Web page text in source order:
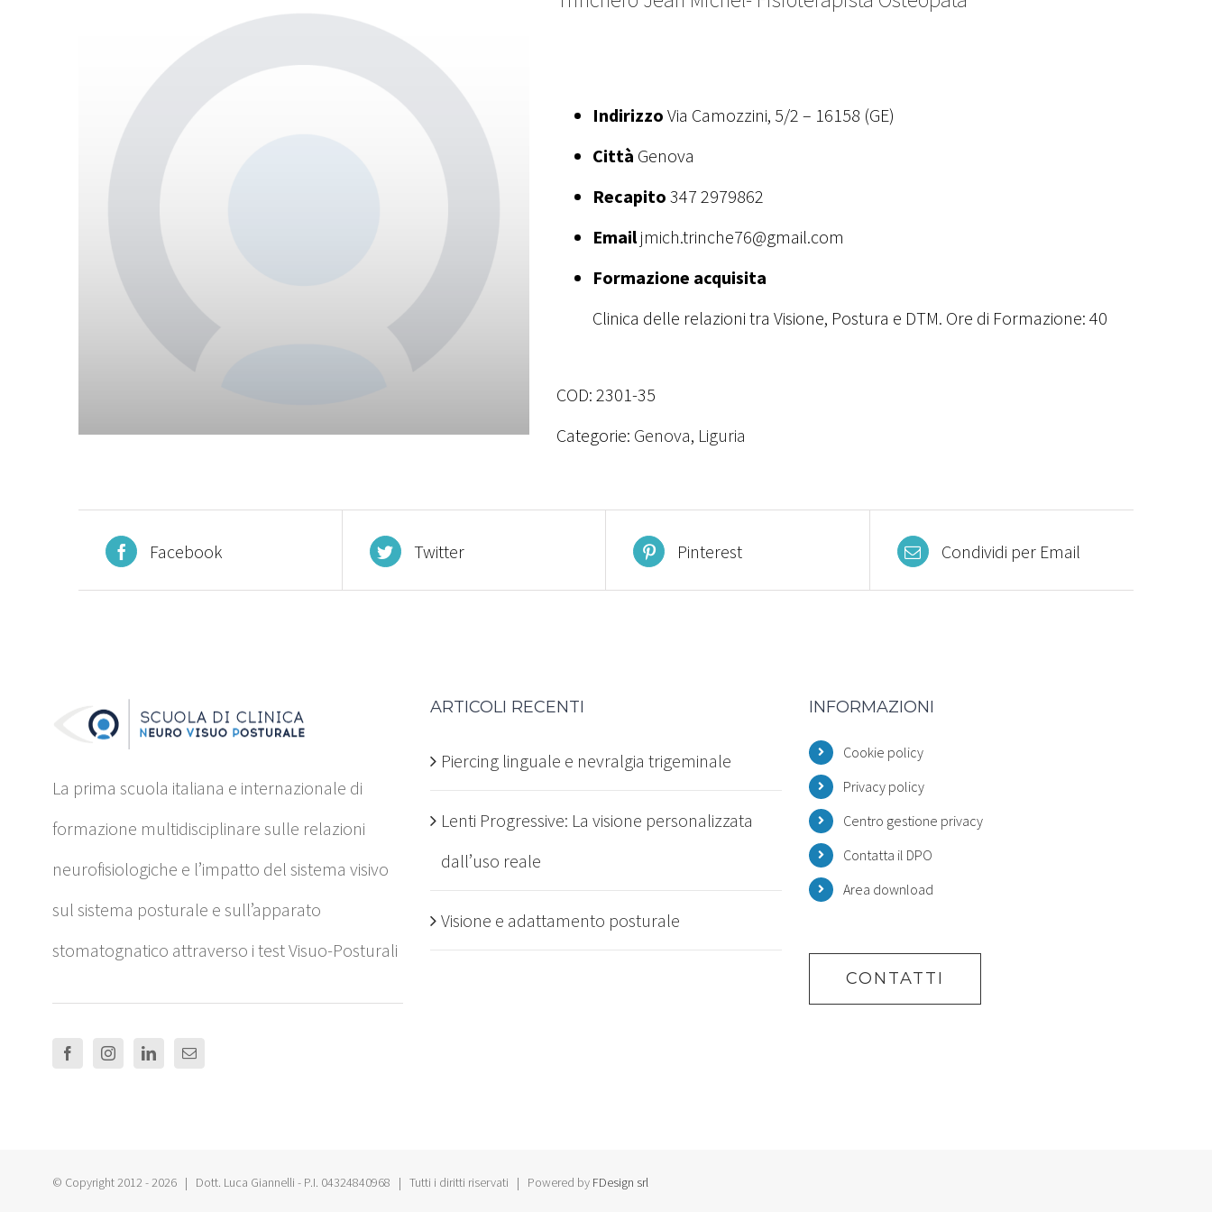
Indirizzo Via Camozzini, 5/2 – 16158 (GE)
Città Genova
Recapito 347 2979862
Emailjmich.trinche76@gmail.com
Formazione acquisita
Clinica delle relazioni tra Visione, Postura e DTM. Ore di Formazione: 40
COD: 2301-35
Categorie: Genova, Liguria
Facebook Twitter Pinterest Condividi per Email
La prima scuola italiana e internazionale di
formazione multidisciplinare sulle relazioni
neurofisiologiche e l’impatto del sistema visivo
sul sistema posturale e sull’apparato
stomatognatico attraverso i test Visuo-Posturali
ARTICOLI RECENTI
Piercing linguale e nevralgia trigeminale
Lenti Progressive: La visione personalizzata
dall’uso reale
Visione e adattamento posturale
INFORMAZIONI
Cookie policy
Privacy policy
Centro gestione privacy
Contatta il DPO
Area download
CONTATTI
© Copyright 2012 -2026 | Dott. Luca Giannelli - P.I. 04324840968 | Tutti i diritti riservati | Powered by FDesign srl